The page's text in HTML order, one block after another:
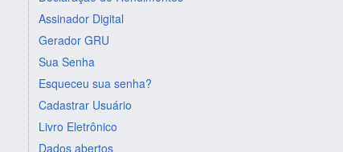
Assinador Digital
Gerador GRU
Sua Senha
Esqueceu sua senha?
Cadastrar Usuário
Livro Eletrônico
Dados abertos